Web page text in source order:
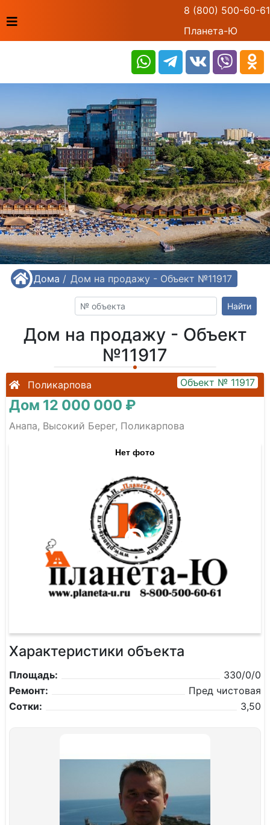
8 (800) 500-60-61
Планета-Ю
/ Дома / Дом на продажу - Объект №11917
Найти
Дом на продажу - Объект
№11917
Поликарпова Объект № 11917
Дом 12 000 000 ₽
Анапа, Высокий Берег, Поликарпова
Нет фото
Характеристики объекта
Площадь:
330/0/0
Ремонт:
Пред чистовая
Сотки:
3,50